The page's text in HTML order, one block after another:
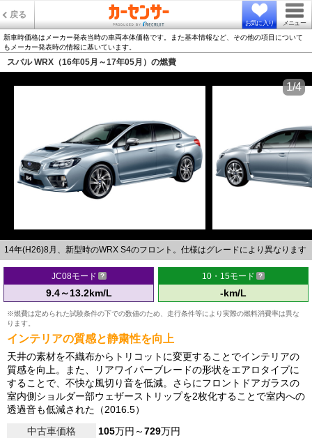
戻る
お気に入り メニュー
新車時価格はメーカー発表当時の車両本体価格です。また基本情報など、その他の項目について
もメーカー発表時の情報に基いています。
スバル WRX（16年05月～17年05月）の燃費
14年(H26)8月、新型時のWRX S4のフロント。仕様はグレードにより異なります
1/4
JC08モード
9.4～13.2km/L
10・15モード
-km/L
※燃費は定められた試験条件の下での数値のため、走行条件等により実際の燃料消費率は異な
ります。
インテリアの質感と静粛性を向上
天井の素材を不織布からトリコットに変更することでインテリアの
質感を向上。また、リアワイパーブレードの形状をエアロタイプに
することで、不快な風切り音を低減。さらにフロントドアガラスの
室内側ショルダー部ウェザーストリップを2枚化することで室内への
透過音も低減された（2016.5）
中古車価格
105万円～729万円